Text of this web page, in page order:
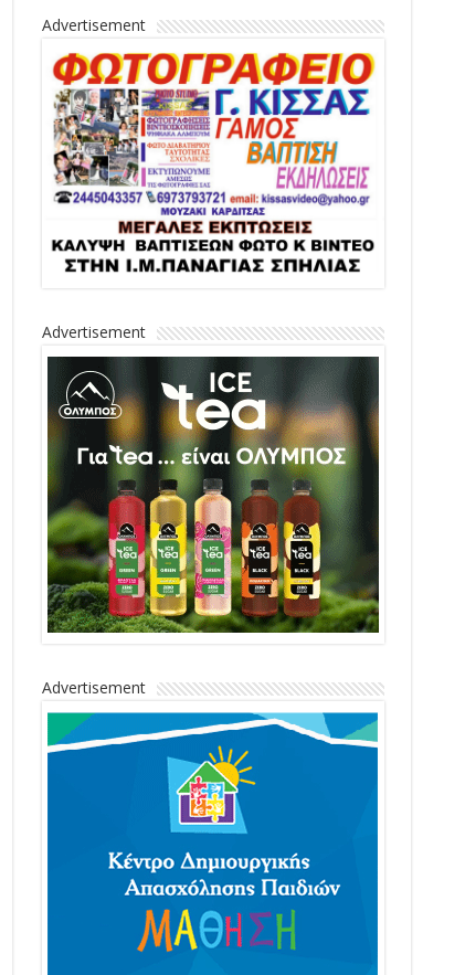
Advertisement
Advertisement
Advertisement